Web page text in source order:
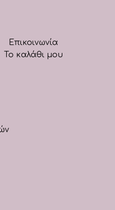
Επικοινωνία
Το καλάθι μου